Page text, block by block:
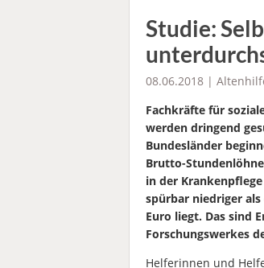
Studie:
08.06.2018 |
Fachkräfte für
werden dringend
Bundesländer
Brutto-
in der
spürbar niedriger
Euro liegt. Das sind
Forschungswerkes
Helferinnen und